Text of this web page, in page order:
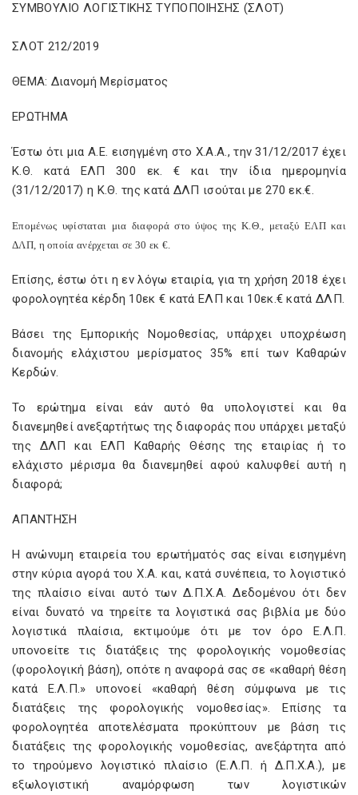
ΣΥΜΒΟΥΛΙΟ ΛΟΓΙΣΤΙΚΗΣ ΤΥΠΟΠΟΙΗΣΗΣ (ΣΛΟΤ)
ΣΛΟΤ 212/2019
ΘΕΜΑ: Διανομή Μερίσματος
ΕΡΩΤΗΜΑ
Έστω ότι μια Α.Ε. εισηγμένη στο Χ.Α.Α., την 31/12/2017 έχει
Κ.Θ. κατά ΕΛΠ 300 εκ. € και την ίδια ημερομηνία
(31/12/2017) η Κ.Θ. της κατά ΔΛΠ ισούται με 270 εκ.€.
Επομένως υφίσταται μια διαφορά στο ύψος της Κ.Θ., μεταξύ ΕΛΠ και
ΔΛΠ, η οποία ανέρχεται σε 30 εκ €.
Επίσης, έστω ότι η εν λόγω εταιρία, για τη χρήση 2018 έχει
φορολογητέα κέρδη 10εκ € κατά ΕΛΠ και 10εκ.€ κατά ΔΛΠ.
Βάσει της Εμπορικής Νομοθεσίας, υπάρχει υποχρέωση
διανομής ελάχιστου μερίσματος 35% επί των Καθαρών
Κερδών.
Το ερώτημα είναι εάν αυτό θα υπολογιστεί και θα
διανεμηθεί ανεξαρτήτως της διαφοράς που υπάρχει μεταξύ
της ΔΛΠ και ΕΛΠ Καθαρής Θέσης της εταιρίας ή το
ελάχιστο μέρισμα θα διανεμηθεί αφού καλυφθεί αυτή η
διαφορά;
ΑΠΑΝΤΗΣΗ
Η ανώνυμη εταιρεία του ερωτήματός σας είναι εισηγμένη
στην κύρια αγορά του Χ.Α. και, κατά συνέπεια, το λογιστικό
της πλαίσιο είναι αυτό των Δ.Π.Χ.Α. Δεδομένου ότι δεν
είναι δυνατό να τηρείτε τα λογιστικά σας βιβλία με δύο
λογιστικά πλαίσια, εκτιμούμε ότι με τον όρο Ε.Λ.Π.
υπονοείτε τις διατάξεις της φορολογικής νομοθεσίας
(φορολογική βάση), οπότε η αναφορά σας σε «καθαρή θέση
κατά Ε.Λ.Π.» υπονοεί «καθαρή θέση σύμφωνα με τις
διατάξεις της φορολογικής νομοθεσίας». Επίσης τα
φορολογητέα αποτελέσματα προκύπτουν με βάση τις
διατάξεις της φορολογικής νομοθεσίας, ανεξάρτητα από
το τηρούμενο λογιστικό πλαίσιο (Ε.Λ.Π. ή Δ.Π.Χ.Α.), με
εξωλογιστική αναμόρφωση των λογιστικών